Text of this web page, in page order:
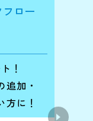
ロー
！
加・
に！